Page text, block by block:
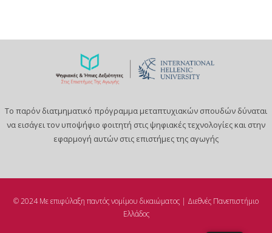
Το παρόν διατμηματικό πρόγραμμα μεταπτυχιακών σπουδών δύναται
να εισάγει τον υποψήφιο φοιτητή στις ψηφιακές τεχνολογίες και στην
εφαρμογή αυτών στις επιστήμες της αγωγής
© 2024 Με επιφύλαξη παντός νομίμου δικαιώματος | Διεθνές Πανεπιστήμιο
Ελλάδος